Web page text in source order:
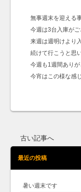
無事週末を迎える
今週は3台入庫がご
来週は週明けより
続けて行こうと思
今週も1週間ありが
今宵はこの様な感
古い記事へ
最近の投稿
暑い週末です